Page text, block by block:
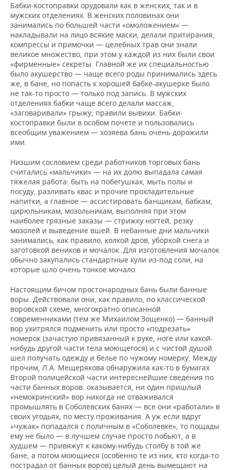
Бабки-костоправки орудовали как в женских, так и в
мужских отделениях. В женских половинах они
занимались по большей части «омоложением» —
накладывали на лицо всякие маски, делали притирания,
компрессы и примочки — целебных трав они знали
великое множество, при этом у каждой из них были свои
«фирменные» секреты. Главной же их специальностью
было акушерство — чаще всего роды принимались здесь
же, в бане, но попасть к хорошей бабке-акушерке было
не так-то просто — только под запись. В мужских
отделениях бабки чаще всего делали массаж,
«заговаривали» грыжу, правили вывихи. Бабки-
костоправки были в особом почете и пользовались
всеобщим уважением — хозяева бань очень дорожили
ими.
Низшим сословием среди работников торговых бань
считались «мальчики» — на их долю выпадала самая
тяжелая работа: быть на побегушках, мыть полы и
посуду, разливать квас и прочие прохладительные
напитки, а главное — ассистировать банщикам, бабкам,
цирюльникам, мозольникам, выполняя при этом
наиболее грязные заказы — стрижку ногтей, резку
мозолей и выведение вшей. В небанные дни мальчики
занимались, как правило, колкой дров, уборкой снега и
заготовкой веников и мочалок. Для изготовления мочалок
обычно закупались стандартные кули из-под соли, на
которые шло очень тонкое мочало.
Настоящим бичом простонародных бань были банные
воры. Действовали они, как правило, по классической
воровской схеме, многократно описанной
современниками (тем же Михаилом Зощенко) — банный
вор ухитрялся подменить или просто «подрезать»
номерок (зачастую привязанный к руке, ноге или какой-
нибудь другой части тела моющегося) и с чистой душой
шел получать одежду и белье по чужому номерку. Между
прочим, Л.А. Мещерякова обнаружила как-то в бумагах
Второй полицейской части интереснейшие сведения по
части банных воров: оказывается, ни один пришлый
«немокринский» вор никогда не отваживался
промышлять в Соболевских банях — все они «работали» в
своих угодьях, по месту проживания. А уж если вдруг
«чужак» попадался с поличным в «Соболевке», то пощады
ему не было — в лучшем случае просто побьют, а в
худшем — привяжут к какому-нибудь столбу в той же
бане, а потом моющиеся (особенно те из них, кто когда-то
пострадал от банных воров) целый день вымещают на